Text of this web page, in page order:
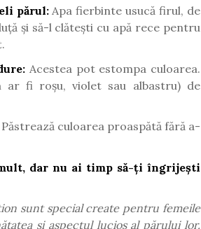
părul:Apa fierbinte usucă firul, de
și să-l clătești cu apă rece pentru
Acestea pot estompa culoarea.
ar fi roșu, violet sau albastru) de
culoarea proaspătă fără a-
dar nu ai timp să-ți îngrijești
sunt special create pentru femeile
și aspectul lucios al părului lor.